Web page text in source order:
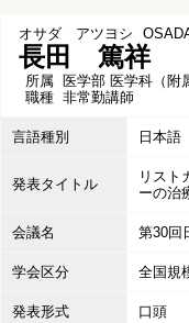
オサダ アツヨシ
長田 篤祥
所属 医学部 医学科（附
職種 非常勤講師
言語種別 日本語
発表タイトル
リスト
ーの治
会議名 第30回
学会区分 全国規
発表形式 口頭